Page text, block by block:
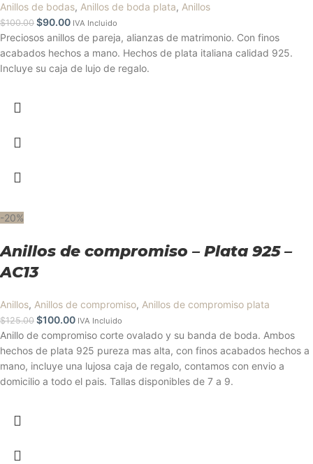
Anillos de bodas, Anillos de boda plata, Anillos
$100.00 $90.00 IVA Incluido
Preciosos anillos de pareja, alianzas de matrimonio. Con finos
acabados hechos a mano. Hechos de plata italiana calidad 925.
Incluye su caja de lujo de regalo.
-20%
Anillos de compromiso – Plata 925 –
AC13
Anillos, Anillos de compromiso, Anillos de compromiso plata
$125.00 $100.00 IVA Incluido
Anillo de compromiso corte ovalado y su banda de boda. Ambos
hechos de plata 925 pureza mas alta, con finos acabados hechos a
mano, incluye una lujosa caja de regalo, contamos con envio a
domicilio a todo el pais. Tallas disponibles de 7 a 9.